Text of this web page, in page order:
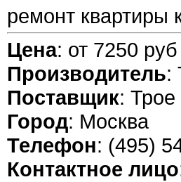
ремонт квартиры
Цена: от 7250
Производитель:
Поставщик:
Город: Москва
Телефон: (495)
Контактное лицо